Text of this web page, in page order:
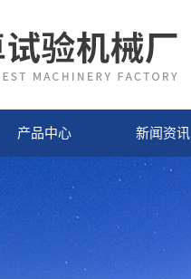
产品中心 新闻资讯